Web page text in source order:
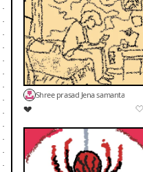
Shree prasad Jena samanta
💔